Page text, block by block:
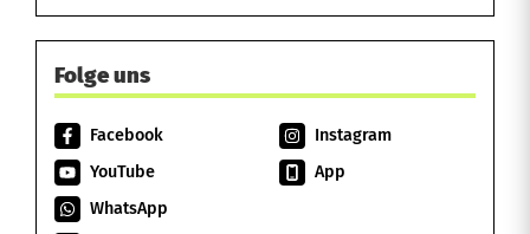
Folge uns
Facebook
Instagram
YouTube
App
WhatsApp